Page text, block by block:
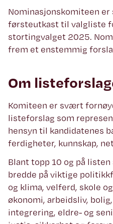
Nominasjonskomiteen
førsteutkast til valgliste
stortingvalget 2025.
frem et enstemmig
Om
Komiteen er svært
listeforslag som
hensyn til kandidatenes
ferdigheter, kunnskap,
Blant topp 10 og på
bredde på viktige
og klima, velferd, skole
økonomi, arbeidsliv,
integrering, eldre- og